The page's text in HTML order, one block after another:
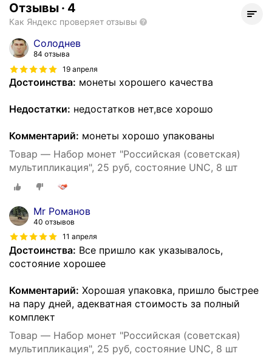
Отзывы · 4
Как Яндекс проверяет отзывы
Солоднев
84 отзыва
19 апреля
Достоинства: монеты хорошего качества
Недостатки: недостатков нет,все хорошо
Комментарий: монеты хорошо упакованы
Товар — Набор монет "Российская (советская)
мультипликация", 25 руб, состояние UNC, 8 шт
Mr Романов
40 отзывов
11 апреля
Достоинства: Все пришло как указывалось,
состояние хорошее
Комментарий: Хорошая упаковка, пришло быстрее
на пару дней, адекватная стоимость за полный
комплект
Товар — Набор монет "Российская (советская)
мультипликация", 25 руб, состояние UNC, 8 шт